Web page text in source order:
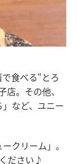
食べる“とろ
。その他、
」など、ユニー
クリーム」。
ださい♪